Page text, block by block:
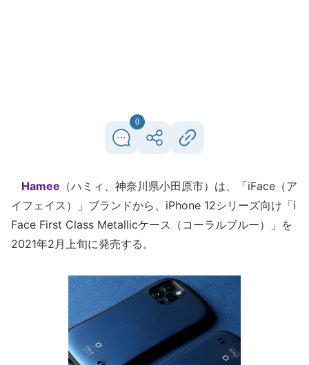
0
Hamee （ハミィ、神奈川県小田原市）は、「iFace（ア
イフェイス）」ブランドから、iPhone 12シリーズ向け「i
Face First Class Metallicケース（コーラルブルー）」を
2021年2月上旬に発売する。